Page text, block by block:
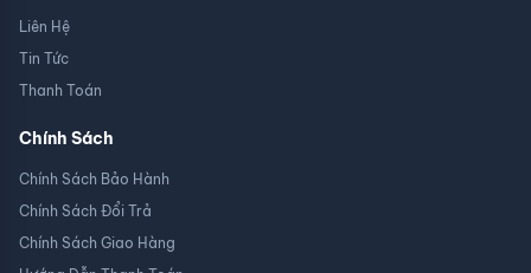
Dòng sản phẩm này mang lại hiệu suất tải thấp với hoạt
Kiểm soát với phần mềm CORSAIR iCUE
hiệu suất nguồn điện chỉ với vài cú click chuột đơn giản
trên phần mềm
Liên Hệ
Tin Tức
Thanh Toán
Chính Sách
Chính Sách Bảo Hành
Chính Sách Đổi Trả
Chính Sách Giao Hàng